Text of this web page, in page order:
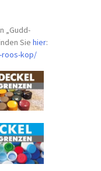
„Gudd-
Siehier:
roos-kop/